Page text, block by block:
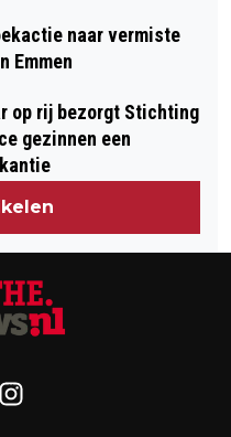
VOETBAL
GESCHIEDENIS:
TIJDENS
OP 5 JUNI
naar vermiste
Emmen
op rij bezorgt Stichting
gezinnen een